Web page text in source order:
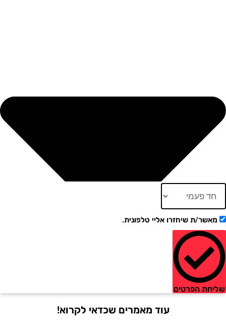
ת שיחזרו אליי טלפונית.
הפרטים
עוד מאמרים שכדאי לקרוא!